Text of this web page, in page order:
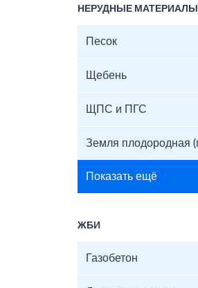
НЕРУДНЫЕ МАТЕРИАЛЫ
Песок
Щебень
ЩПС и ПГС
Земля плодородная
Показать ещё
ЖБИ
Газобетон